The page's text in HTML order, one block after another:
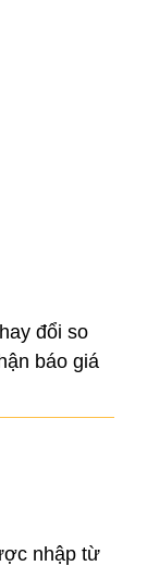
đổi so
báo giá
nhập từ